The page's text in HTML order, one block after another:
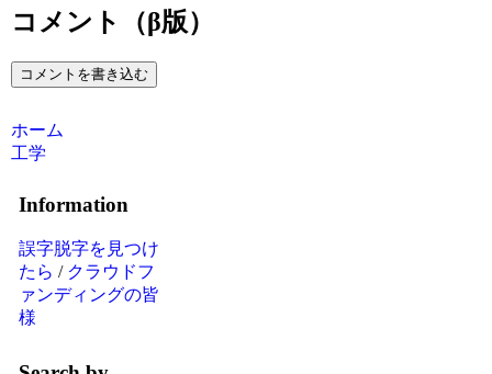
コメント（β版）
コメントを書き込む
ホーム
工学
Information
誤字脱字を見つけ
たら / クラウドフ
ァンディングの皆
様